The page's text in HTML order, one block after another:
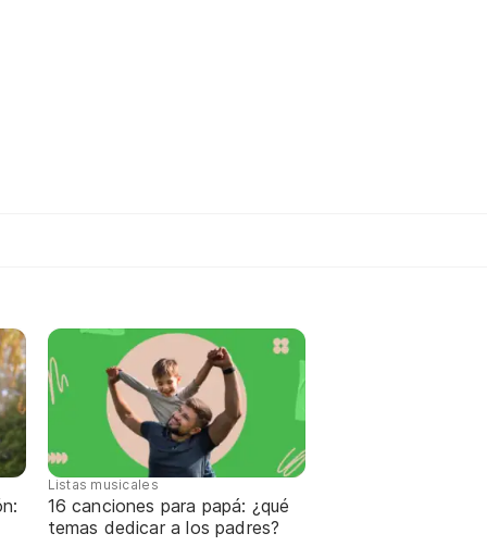
Listas musicales
16 canciones para papá: ¿qué
temas dedicar a los padres?